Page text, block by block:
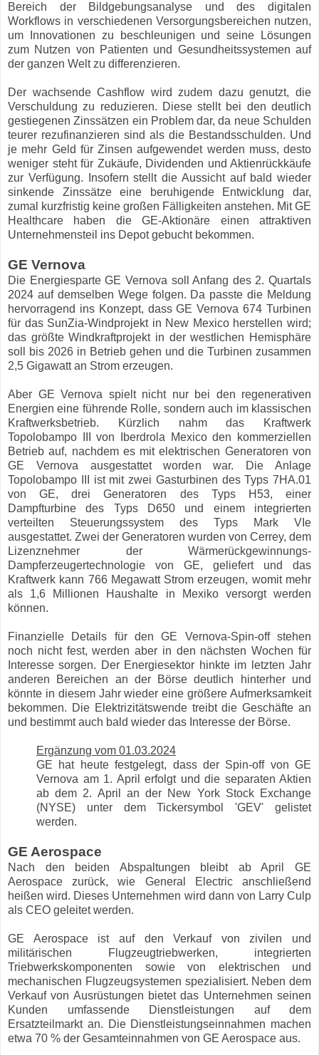
Bereich der Bildgebungsanalyse und des digitalen
Workflows in verschiedenen Versorgungsbereichen nutzen,
um Innovationen zu beschleunigen und seine Lösungen
zum Nutzen von Patienten und Gesundheitssystemen auf
der ganzen Welt zu differenzieren.
Der wachsende Cashflow wird zudem dazu genutzt, die
Verschuldung zu reduzieren. Diese stellt bei den deutlich
gestiegenen Zinssätzen ein Problem dar, da neue Schulden
teurer rezufinanzieren sind als die Bestandsschulden. Und
je mehr Geld für Zinsen aufgewendet werden muss, desto
weniger steht für Zukäufe, Dividenden und Aktienrückkäufe
zur Verfügung. Insofern stellt die Aussicht auf bald wieder
sinkende Zinssätze eine beruhigende Entwicklung dar,
zumal kurzfristig keine großen Fälligkeiten anstehen. Mit GE
Healthcare haben die GE-Aktionäre einen attraktiven
Unternehmensteil ins Depot gebucht bekommen.
GE Vernova
Die Energiesparte GE Vernova soll Anfang des 2. Quartals
2024 auf demselben Wege folgen. Da passte die Meldung
hervorragend ins Konzept, dass GE Vernova 674 Turbinen
für das SunZia-Windprojekt in New Mexico herstellen wird;
das größte Windkraftprojekt in der westlichen Hemisphäre
soll bis 2026 in Betrieb gehen und die Turbinen zusammen
2,5 Gigawatt an Strom erzeugen.
Aber GE Vernova spielt nicht nur bei den regenerativen
Energien eine führende Rolle, sondern auch im klassischen
Kraftwerksbetrieb. Kürzlich nahm das Kraftwerk
Topolobampo III von Iberdrola Mexico den kommerziellen
Betrieb auf, nachdem es mit elektrischen Generatoren von
GE Vernova ausgestattet worden war. Die Anlage
Topolobampo III ist mit zwei Gasturbinen des Typs 7HA.01
von GE, drei Generatoren des Typs H53, einer
Dampfturbine des Typs D650 und einem integrierten
verteilten Steuerungssystem des Typs Mark VIe
ausgestattet. Zwei der Generatoren wurden von Cerrey, dem
Lizenznehmer der Wärmerückgewinnungs-
Dampferzeugertechnologie von GE, geliefert und das
Kraftwerk kann 766 Megawatt Strom erzeugen, womit mehr
als 1,6 Millionen Haushalte in Mexiko versorgt werden
können.
Finanzielle Details für den GE Vernova-Spin-off stehen
noch nicht fest, werden aber in den nächsten Wochen für
Interesse sorgen. Der Energiesektor hinkte im letzten Jahr
anderen Bereichen an der Börse deutlich hinterher und
könnte in diesem Jahr wieder eine größere Aufmerksamkeit
bekommen. Die Elektrizitätswende treibt die Geschäfte an
und bestimmt auch bald wieder das Interesse der Börse.
Ergänzung vom 01.03.2024
GE hat heute festgelegt, dass der Spin-off von GE
Vernova am 1. April erfolgt und die separaten Aktien
ab dem 2. April an der New York Stock Exchange
(NYSE) unter dem Tickersymbol 'GEV' gelistet
werden.
GE Aerospace
Nach den beiden Abspaltungen bleibt ab April GE
Aerospace zurück, wie General Electric anschließend
heißen wird. Dieses Unternehmen wird dann von Larry Culp
als CEO geleitet werden.
GE Aerospace ist auf den Verkauf von zivilen und
militärischen Flugzeugtriebwerken, integrierten
Triebwerkskomponenten sowie von elektrischen und
mechanischen Flugzeugsystemen spezialisiert. Neben dem
Verkauf von Ausrüstungen bietet das Unternehmen seinen
Kunden umfassende Dienstleistungen auf dem
Ersatzteilmarkt an. Die Dienstleistungseinnahmen machen
etwa 70 % der Gesamteinnahmen von GE Aerospace aus.